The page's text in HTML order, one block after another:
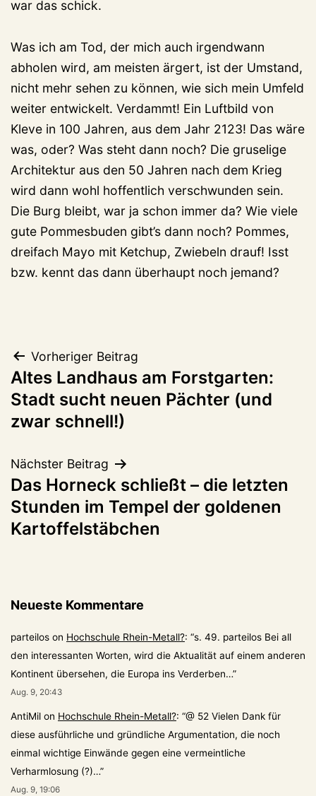
war das schick.
Was ich am Tod, der mich auch irgendwann
abholen wird, am meisten ärgert, ist der Umstand,
nicht mehr sehen zu können, wie sich mein Umfeld
weiter entwickelt. Verdammt! Ein Luftbild von
Kleve in 100 Jahren, aus dem Jahr 2123! Das wäre
was, oder? Was steht dann noch? Die gruselige
Architektur aus den 50 Jahren nach dem Krieg
wird dann wohl hoffentlich verschwunden sein.
Die Burg bleibt, war ja schon immer da? Wie viele
gute Pommesbuden gibt’s dann noch? Pommes,
dreifach Mayo mit Ketchup, Zwiebeln drauf! Isst
bzw. kennt das dann überhaupt noch jemand?
Beitragsnavigation
Vorheriger Beitrag
Altes Landhaus am Forstgarten:
Stadt sucht neuen Pächter (und
zwar schnell!)
Nächster Beitrag
Das Horneck schließt – die letzten
Stunden im Tempel der goldenen
Kartoffelstäbchen
Neueste Kommentare
parteilos on Hochschule Rhein-Metall?: “s. 49. parteilos Bei all
den interessanten Worten, wird die Aktualität auf einem anderen
Kontinent übersehen, die Europa ins Verderben…”
Aug. 9, 20:43
AntiMil on Hochschule Rhein-Metall?: “@ 52 Vielen Dank für
diese ausführliche und gründliche Argumentation, die noch
einmal wichtige Einwände gegen eine vermeintliche
Verharmlosung (?)…”
Aug. 9, 19:06